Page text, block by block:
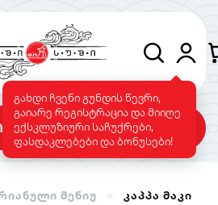
გახდი ჩვენი გუნდის წევრი,
გაიარე რეგისტრაცია და მიიღე
ექსკლუზიური საჩუქრები,
ფასდაკლებები და ბონუსები!
მენიუ კაპპა მაკი